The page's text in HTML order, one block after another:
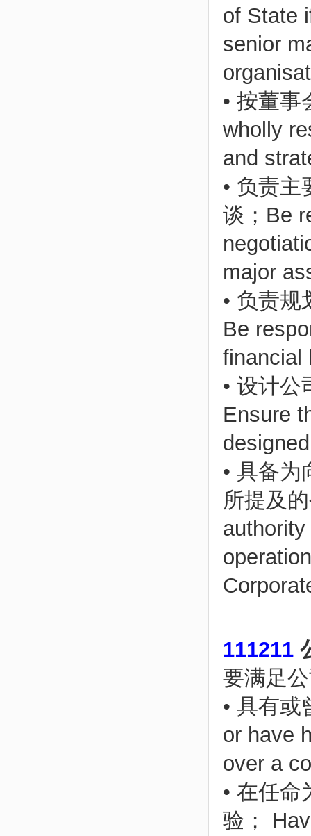
of State
senior
• 按董
wholly
and
• 负责
谈；Be
major
• 负责
Be
financial
• 设计
Ensure
• 具备
所提及
111211
要满足
• 具有
or have
over a
• 在任
验；